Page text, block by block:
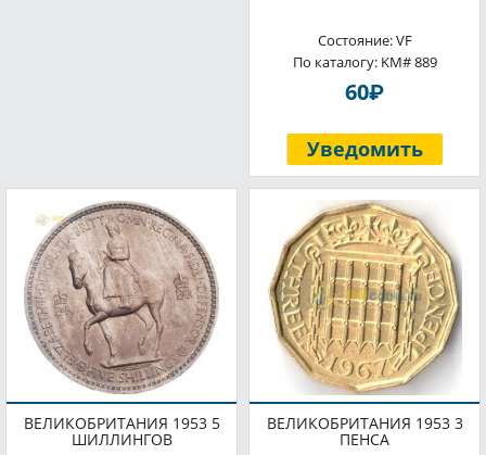
Состояние: VF
По каталогу: KM# 889
60P
Уведомить
ВЕЛИКОБРИТАНИЯ 1953 5
ШИЛЛИНГОВ
ВЕЛИКОБРИТАНИЯ 1953 3
ПЕНСА